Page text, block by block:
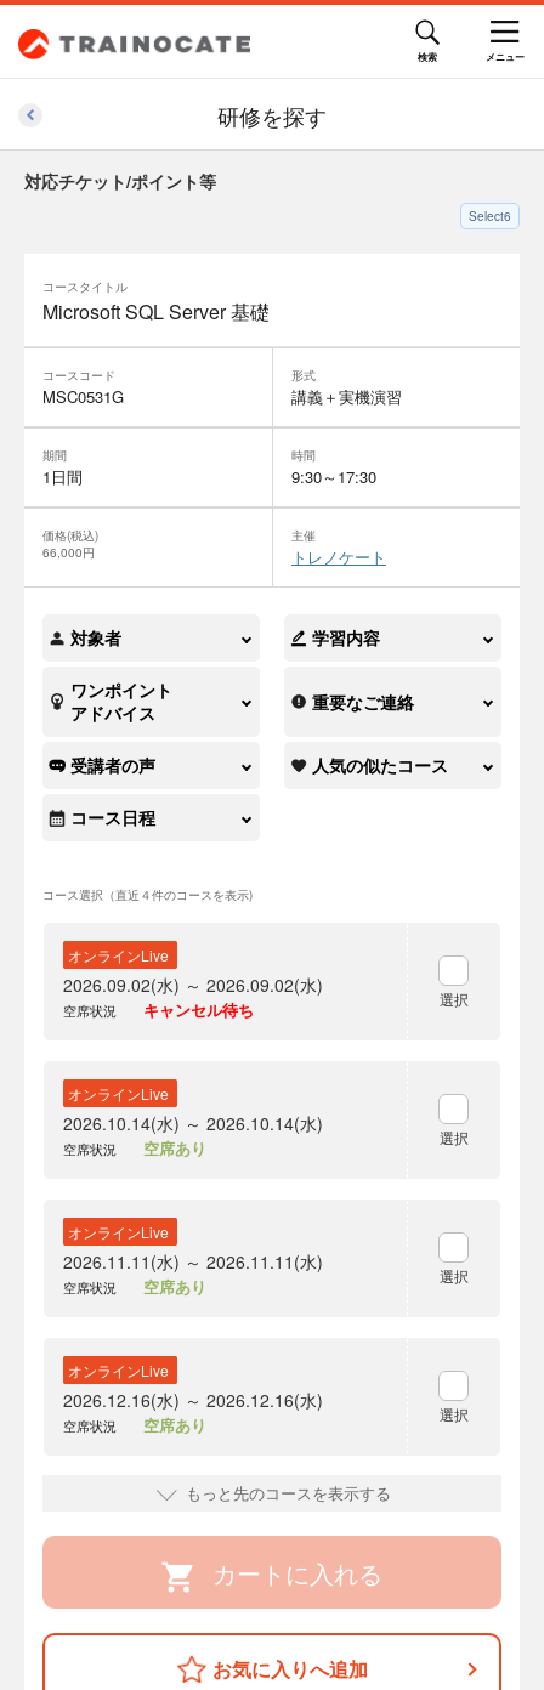
研修を探す
対応チケット/ポイント等
Select6
コースタイトル
Microsoft SQL Server 基礎
コースコード
MSC0531G
形式
講義＋実機演習
期間
1日間
時間
9:30～17:30
価格(税込)
66,000円
主催
トレノケート
対象者 学習内容
ワンポイント
アドバイス
重要なご連絡
受講者の声 人気の似たコース
コース日程
コース選択（直近４件のコースを表示)
オンラインLive
2026.09.02(水) ～ 2026.09.02(水)
空席状況 キャンセル待ち 選択
オンラインLive
2026.10.14(水) ～ 2026.10.14(水)
空席状況 空席あり 選択
オンラインLive
2026.11.11(水) ～ 2026.11.11(水)
空席状況 空席あり 選択
オンラインLive
2026.12.16(水) ～ 2026.12.16(水)
空席状況 空席あり 選択
もっと先のコースを表示する
カートに入れる
お気に入りへ追加